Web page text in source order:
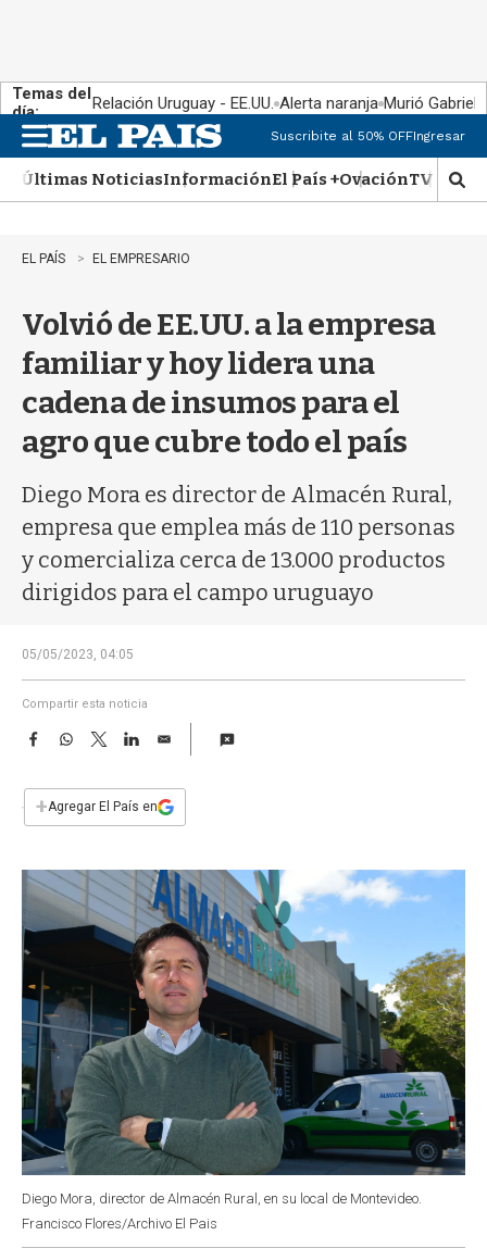
Temas del
día:
Relación Uruguay - EE.UU. Alerta naranja Murió Gabriel
n
u
Suscribite al 50% OFFIngresar
Últimas NoticiasInformaciónEl País +OvaciónTV Show
M
o
EL PAÍS EL EMPRESARIO
Volvió de EE.UU. a la empresa
familiar y hoy lidera una
cadena de insumos para el
agro que cubre todo el país
Diego Mora es director de Almacén Rural,
empresa que emplea más de 110 personas
y comercializa cerca de 13.000 productos
dirigidos para el campo uruguayo
05/05/2023, 04:05
Compartir esta noticia
F
e
b
k
W
s
p
T
w
t
L
n
E
i
l
+Agregar El País en
Diego Mora, director de Almacén Rural, en su local de Montevideo.
Francisco Flores/Archivo El Pais